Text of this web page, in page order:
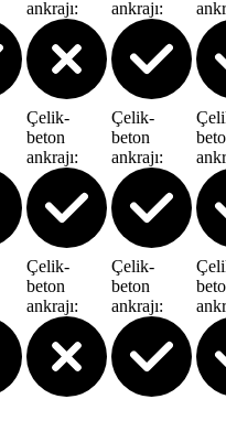
ankrajı:
ankrajı:
Çelik-
beton
ankrajı:
Çelik-
beton
ankrajı:
Çelik-
beton
ankrajı:
Çelik-
beton
ankrajı: